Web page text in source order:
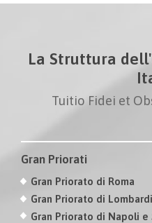
La Struttura
Tuitio Fidei et
Gran Priorati
Gran Priorato di Roma
Gran Priorato di
Gran Priorato di Napoli e